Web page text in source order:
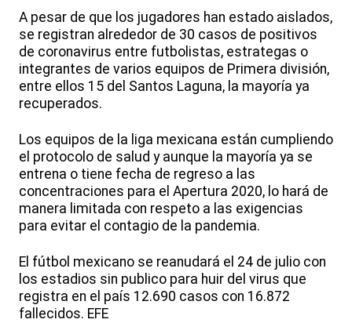
A pesar de que los jugadores han estado aislados,
se registran alrededor de 30 casos de positivos
de coronavirus entre futbolistas, estrategas o
integrantes de varios equipos de Primera división,
entre ellos 15 del Santos Laguna, la mayoría ya
recuperados.
Los equipos de la liga mexicana están cumpliendo
el protocolo de salud y aunque la mayoría ya se
entrena o tiene fecha de regreso a las
concentraciones para el Apertura 2020, lo hará de
manera limitada con respeto a las exigencias
para evitar el contagio de la pandemia.
El fútbol mexicano se reanudará el 24 de julio con
los estadios sin publico para huir del virus que
registra en el país 12.690 casos con 16.872
fallecidos. EFE